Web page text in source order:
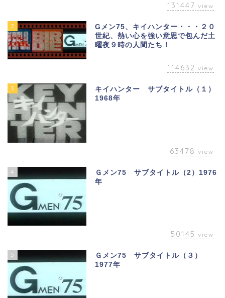
131447 view
2
Gメン75、キイハンター・・・２０
世紀、熱い心を強い意思で包んだ土
曜夜９時の人間たち！
114632 view
3
キイハンター サブタイトル（１）
1968年
63478 view
4
Ｇメン75 サブタイトル（2）1976
年
50145 view
5
Ｇメン75 サブタイトル（３）
1977年